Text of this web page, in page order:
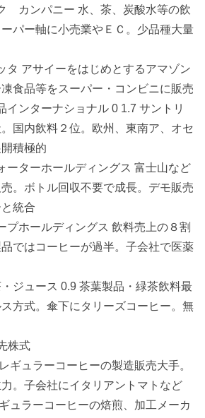
カンパニー 水、茶、炭酸水等の飲
パー軸に小売業やＥＣ。少品種大量
タ アサイーをはじめとするアマゾン
食品等をスーパー・コンビニに販売
インターナショナル 0 1.7 サントリ
国内飲料２位。欧州、東南ア、オセ
積極的
ーターホールディングス 富士山など
。ボトル回収不要で成長。デモ販売
統合
プホールディングス 飲料売上の８割
ではコーヒーが過半。子会社で医薬
ジュース 0.9 茶葉製品・緑茶飲料最
方式。傘下にタリーズコーヒー。無
株式
ギュラーコーヒーの製造販売大手。
。子会社にイタリアントマトなど
ュラーコーヒーの焙煎、加工メーカ